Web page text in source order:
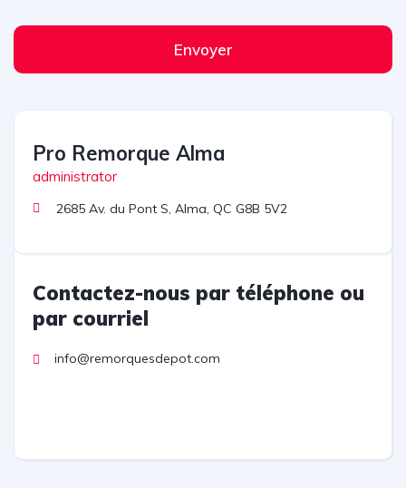
Envoyer
Pro Remorque Alma
administrator
2685 Av. du Pont S, Alma, QC G8B 5V2
Contactez-nous par téléphone ou
par courriel
info@remorquesdepot.com